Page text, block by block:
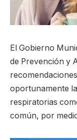
El Gobierno
de Prevención y
oportunamente
respiratorias
común, por